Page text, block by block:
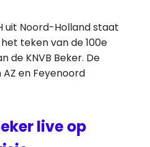
uit Noord-Holland staat
teken van de 100e
de KNVB Beker. De
en Feyenoord
live op